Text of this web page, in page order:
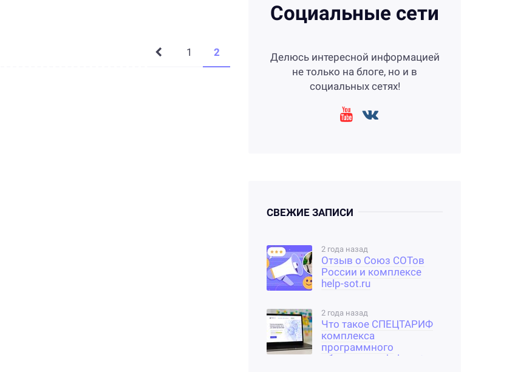
1 2
Социальные сети
Делюсь интересной информацией
не только на блоге, но и в
социальных сетях!
СВЕЖИЕ ЗАПИСИ
2 года назад
Отзыв о Союз СОТов
России и комплексе
help-sot.ru
2 года назад
Что такое СПЕЦТАРИФ
комплекса
программного
обеспечения help-sot.ru